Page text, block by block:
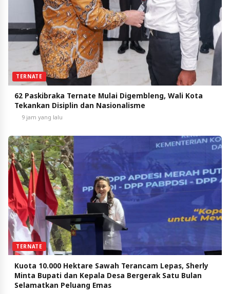
TERNATE
62 Paskibraka Ternate Mulai Digembleng, Wali Kota
Tekankan Disiplin dan Nasionalisme
9 jam yang lalu
TERNATE
Kuota 10.000 Hektare Sawah Terancam Lepas, Sherly
Minta Bupati dan Kepala Desa Bergerak Satu Bulan
Selamatkan Peluang Emas